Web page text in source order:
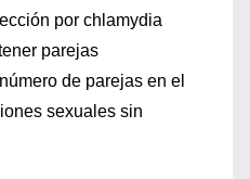
por chlamydia
parejas
de parejas en el
sexuales sin